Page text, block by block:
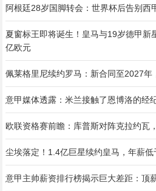
阿根廷28岁国脚转会：世界杯后告别西
夏窗标王即将诞生！皇马与19岁德甲新
亿欧元
佩莱格里尼续约罗马：新合同至2027年
意甲媒体透露：米兰接触了恩博洛的经
欧联资格赛前瞻：库普斯对阵克拉约瓦
尘埃落定！1.4亿巨星续约皇马，年薪
意甲主帅薪资排行榜揭示巨大差距：顶